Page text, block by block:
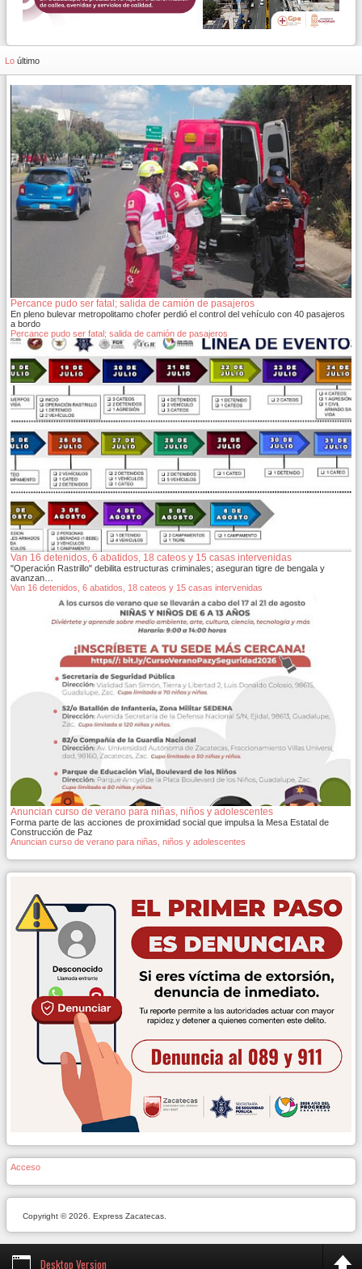
Lo último
Percance pudo ser fatal; salida de camión de pasajeros
En pleno bulevar metropolitamo chofer perdió el control del vehículo con 40 pasajeros
a bordo
Percance pudo ser fatal; salida de camión de pasajeros
Van 16 detenidos, 6 abatidos, 18 cateos y 15 casas intervenidas
"Operación Rastrillo" debilita estructuras criminales; aseguran tigre de bengala y
avanzan…
Van 16 detenidos, 6 abatidos, 18 cateos y 15 casas intervenidas
Anuncian curso de verano para niñas, niños y adolescentes
Forma parte de las acciones de proximidad social que impulsa la Mesa Estatal de
Construcción de Paz
Anuncian curso de verano para niñas, niños y adolescentes
Acceso
Copyright © 2026. Express Zacatecas.
Desktop Version